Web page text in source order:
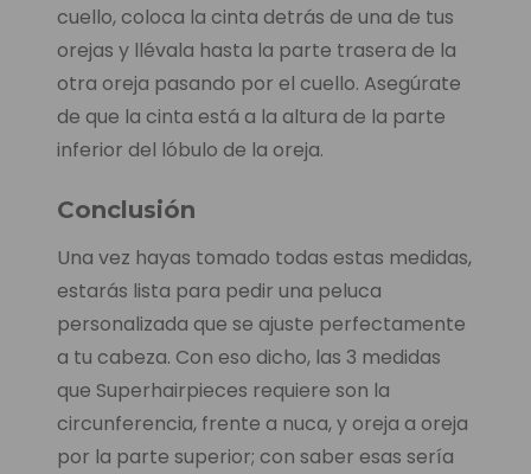
cuello, coloca la cinta detrás de una de tus
orejas y llévala hasta la parte trasera de la
otra oreja pasando por el cuello. Asegúrate
de que la cinta está a la altura de la parte
inferior del lóbulo de la oreja.
Conclusión
Una vez hayas tomado todas estas medidas,
estarás lista para pedir una peluca
personalizada que se ajuste perfectamente
a tu cabeza. Con eso dicho, las 3 medidas
que Superhairpieces requiere son la
circunferencia, frente a nuca, y oreja a oreja
por la parte superior; con saber esas sería